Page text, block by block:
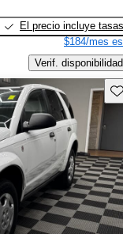
El precio incluye tasas
$184/mes
Verif. disponibilidad